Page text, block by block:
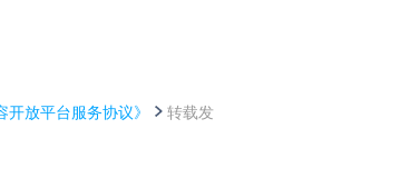
开放平台服务协议》
转载发